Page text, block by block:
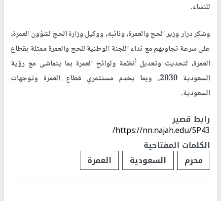
للنساء.
وشكر درار وزير الحج والعمرة، ونائبه، ووكيل وزارة الحج لشؤون العمرة،
على سرعة تجاوبهم مع نداء اللجنة الوطنية للحج والعمرة ممثلة بقطاع
العمرة، لتحديث وتعديل أنظمة ولوائح العمرة بما يتماشى مع رؤية
السعودية 2030، وبما يخدم مستثمري قطاع العمرة وتوجهات
السعودية.
رابط قصير
https://nn.najah.edu/5P43/
الكلمات المفتاحية
محرم
السعودية العمرة